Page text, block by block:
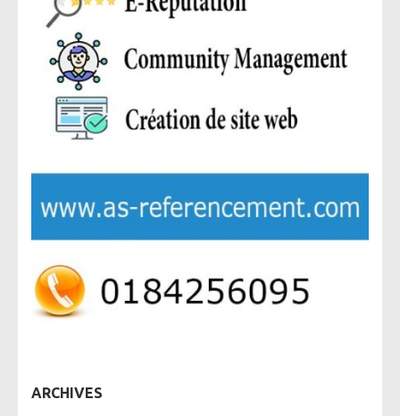
ARCHIVES